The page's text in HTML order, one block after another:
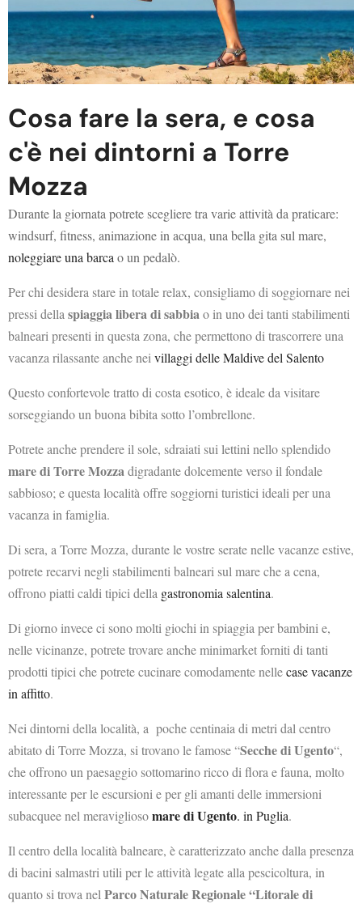
Cosa fare la sera, e cosa
c'è nei dintorni a Torre
Mozza
Durante la giornata potrete scegliere tra varie attività da praticare:
windsurf, fitness, animazione in acqua, una bella gita sul mare,
noleggiare una barca o un pedalò.
Per chi desidera stare in totale relax, consigliamo di soggiornare nei
pressi della spiaggia libera di sabbiao in uno dei tanti stabilimenti
balneari presenti in questa zona, che permettono di trascorrere una
vacanza rilassante anche nei villaggi delle Maldive del Salento
Questo confortevole tratto di costa esotico, è ideale da visitare
sorseggiando un buona bibita sotto l’ombrellone.
Potrete anche prendere il sole, sdraiati sui lettini nello splendido
mare di Torre Mozzadigradante dolcemente verso il fondale
sabbioso; e questa località offre soggiorni turistici ideali per una
vacanza in famiglia.
Di sera, a Torre Mozza, durante le vostre serate nelle vacanze estive,
potrete recarvi negli stabilimenti balneari sul mare che a cena,
offrono piatti caldi tipici della gastronomia salentina.
Di giorno invece ci sono molti giochi in spiaggia per bambini e,
nelle vicinanze, potrete trovare anche minimarket forniti di tanti
prodotti tipici che potrete cucinare comodamente nellecase vacanze
in affitto.
Nei dintorni della località, a poche centinaia di metri dal centro
abitato di Torre Mozza, si trovano le famose “Secche di Ugento“,
che offrono un paesaggio sottomarino ricco di flora e fauna, molto
interessante per le escursioni e per gli amanti delle immersioni
subacquee nel meravigliosomare di Ugento. in Puglia.
Il centro della località balneare, è caratterizzato anche dalla presenza
di bacini salmastri utili per le attività legate alla pescicoltura, in
quanto si trova nel Parco Naturale Regionale “Litorale di